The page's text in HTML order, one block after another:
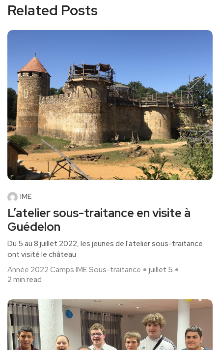
Related Posts
IME
L’atelier sous-traitance en visite à
Guédelon
Du 5 au 8 juillet 2022, les jeunes de l'atelier sous-traitance
ont visité le château
Année 2022 Camps IME Sous-traitance
juillet 5
2 min read